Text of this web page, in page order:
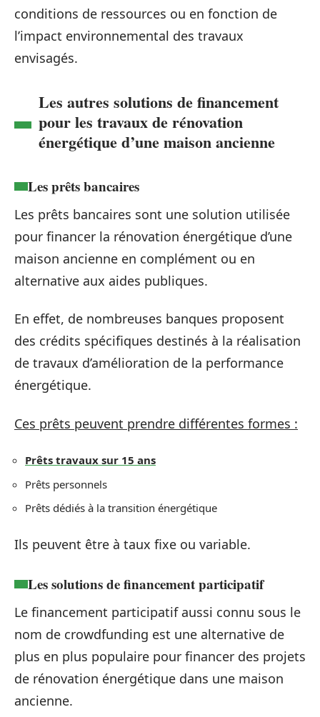
conditions de ressources ou en fonction de
l’impact environnemental des travaux
envisagés.
Les autres solutions de financement
pour les travaux de rénovation
énergétique d’une maison ancienne
Les prêts bancaires
Les prêts bancaires sont une solution utilisée
pour financer la rénovation énergétique d’une
maison ancienne en complément ou en
alternative aux aides publiques.
En effet, de nombreuses banques proposent
des crédits spécifiques destinés à la réalisation
de travaux d’amélioration de la performance
énergétique.
Ces prêts peuvent prendre différentes formes :
Prêts travaux sur 15 ans
Prêts personnels
Prêts dédiés à la transition énergétique
Ils peuvent être à taux fixe ou variable.
Les solutions de financement participatif
Le financement participatif aussi connu sous le
nom de crowdfunding est une alternative de
plus en plus populaire pour financer des projets
de rénovation énergétique dans une maison
ancienne.